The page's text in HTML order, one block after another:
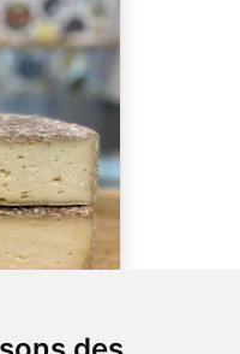
est un